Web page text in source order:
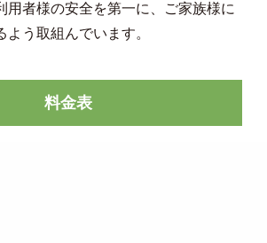
用者様の安全を第一に、ご家族様に
よう取組んでいます。
料金表